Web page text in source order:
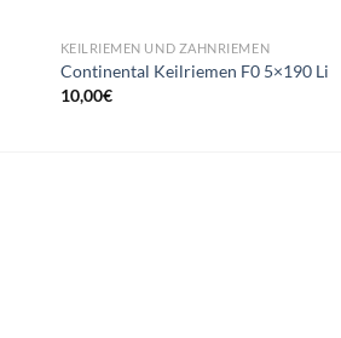
KEILRIEMEN UND ZAHNRIEMEN
Continental Keilriemen F0 5×190 Li
10,00€